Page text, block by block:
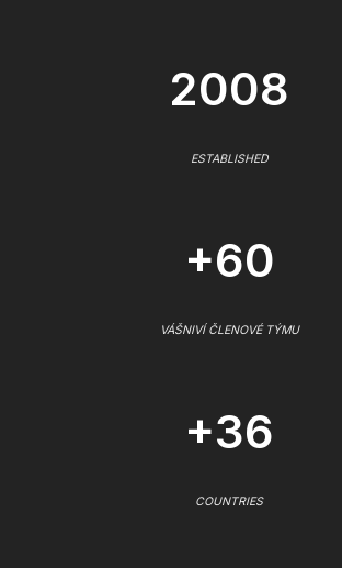
2008
ESTABLISHED
+60
VÁŠNIVÍ ČLENOVÉ TÝMU
+36
COUNTRIES